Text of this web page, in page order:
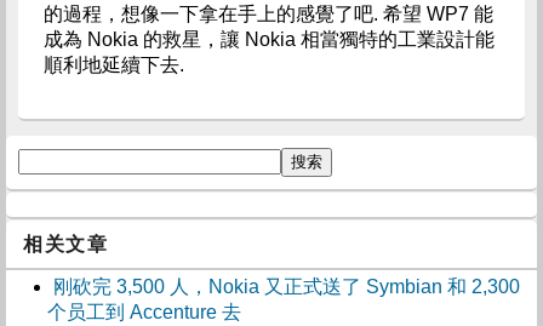
的過程，想像一下拿在手上的感覺了吧. 希望 WP7 能
成為 Nokia 的救星，讓 Nokia 相當獨特的工業設計能
順利地延續下去.
相关文章
刚砍完 3,500 人，Nokia 又正式送了 Symbian 和 2,300
个员工到 Accenture 去